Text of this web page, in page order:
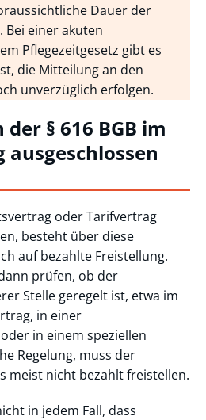
Dauer der
einer akuten
Pflegezeitgesetz gibt es
die Mitteilung an den
unverzüglich erfolgen.
§ 616 BGB im
oder Tarifvertrag
besteht über diese
auf bezahlte Freistellung.
prüfen, ob der
Stelle geregelt ist, etwa im
in einer
in einem speziellen
Regelung, muss der
meist nicht bezahlt freistellen.
in jedem Fall, dass